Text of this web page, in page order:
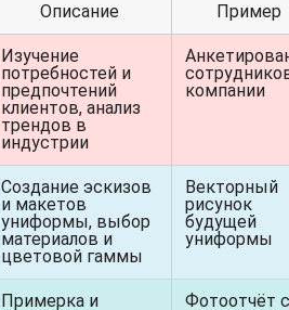
Описание Пример
Изучение
потребностей и
предпочтений
клиентов, анализ
трендов в
индустрии
компании
Создание эскизов
и макетов
униформы, выбор
материалов и
цветовой гаммы
Векторный
рисунок
будущей
униформы
Примерка и
Фотоотчёт с